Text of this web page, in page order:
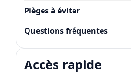
Pièges à éviter
Questions fréquentes
Accès rapide